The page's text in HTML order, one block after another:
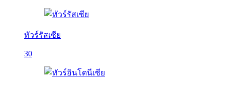
ทัวร์รัสเซีย
30